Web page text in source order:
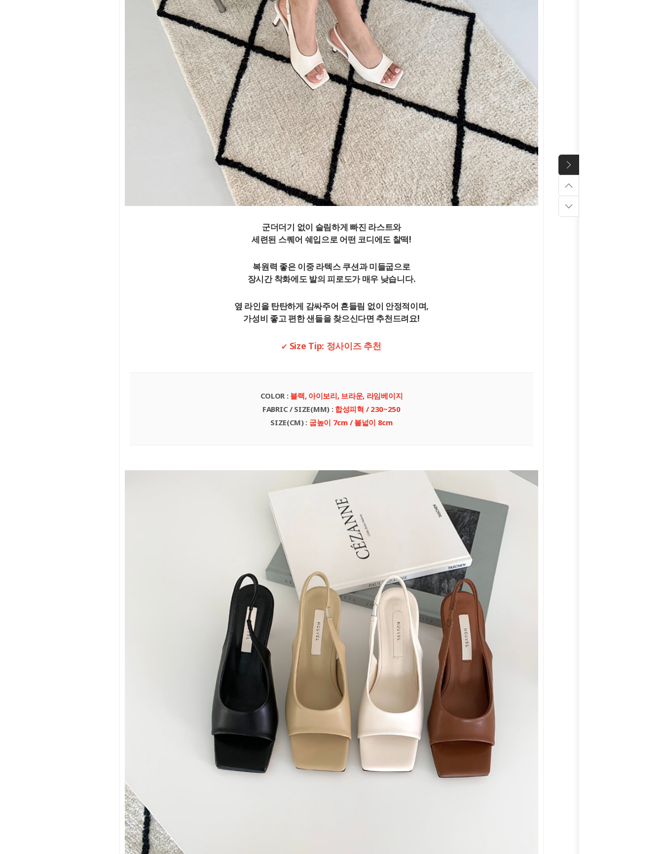
군더더기 없이 슬림하게 빠진 라스트와
세련된 스퀘어 쉐입으로 어떤 코디에도 찰떡!
복원력 좋은 이중 라텍스 쿠션과 미들굽으로
장시간 착화에도 발의 피로도가 매우 낮습니다.
옆 라인을 탄탄하게 감싸주어 흔들림 없이 안정적이며,
가성비 좋고 편한 샌들을 찾으신다면 추천드려요!
✔ Size Tip: 정사이즈 추천
COLOR : 블랙, 아이보리, 브라운, 라임베이지
FABRIC / SIZE(MM): 합성피혁 / 230~250
SIZE(CM): 굽높이 7cm / 볼넓이 8cm